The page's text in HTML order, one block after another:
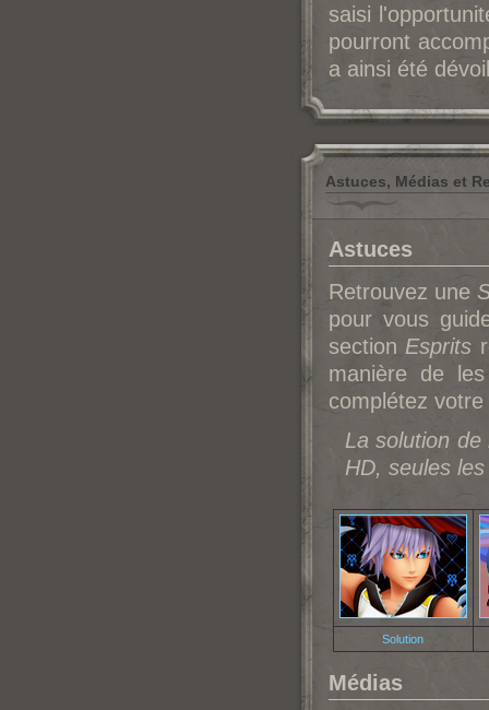
saisi
pourront
a ainsi été
Astuces, Médias et
Astuces
Retrouvez une
pour vous
section Esprits
manière de
complétez
La solution
HD, seules
Solution
Médias